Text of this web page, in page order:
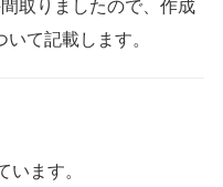
取りましたので、作成
て記載します。
ます。